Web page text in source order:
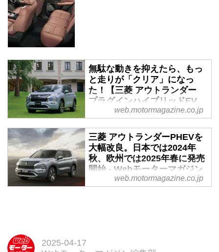
無駄な動きを抑えたら、もっ
と走りが「クリア」になっ
た！【三菱 アウトランダー
プラグインハイブリッドEV
試乗】 - Webモーターマガジ
2012年末に初代アウトランダー
PHEVが発表された時の衝撃は忘
れない。極めて画期的な機構や走
りに新時代の幕開けを感じた。21
年12月に現行型へモデルチェン
号）
web.motormagazine.co.jp
三菱 アウトランダーPHEVを
大幅改良。日本では2024年
秋、欧州では2025年春に発売
開始 - Webモーターマガジン
2024年10月2日、三菱自動車工業
web.motormagazine.co.jp
2025-04-17